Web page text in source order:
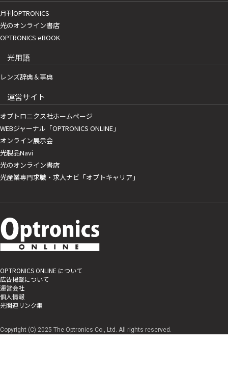
月刊OPTRONICS
光のオンライン書店
OPTRONICS eBOOK
光用語
レンズ辞典＆事典
運営サイト
オプトロニクス社ホームページ
WEBジャーナル「OPTRONICS ONLINE」
オンライン展示会
光製品Navi
光のオンライン書店
光産業専門求職・求人ナビ「オプトキャリア」
OPTRONICS ONLINE について
広告掲載について
運営会社
個人情報
光関連リンク集
Copyright (C) 2025 The Optronics Co., Ltd. All rights reserved.